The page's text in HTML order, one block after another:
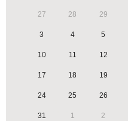
27 28 29
3 4 5
10 11 12
17 18 19
24 25 26
31 1 2